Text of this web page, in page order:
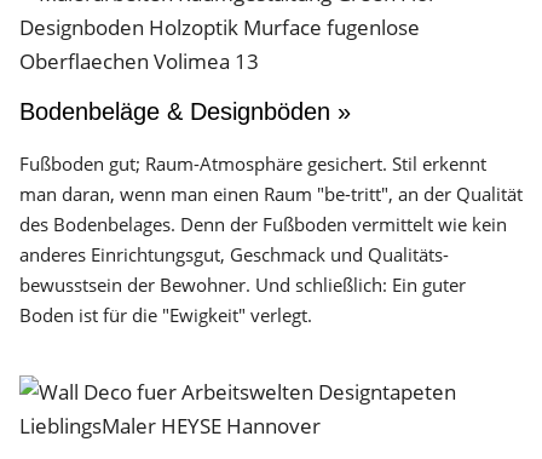
Bodenbeläge & Designböden »
Fußboden gut; Raum-Atmosphäre gesichert. Stil erkennt
man daran, wenn man einen Raum "be-tritt", an der Qualität
des Boden­belages. Denn der Fuß­boden vermittelt wie kein
anderes Einrichtungs­gut, Geschmack und Qualitäts­
bewusstsein der Bewohner. Und schließlich: Ein guter
Boden ist für die "Ewigkeit" verlegt.